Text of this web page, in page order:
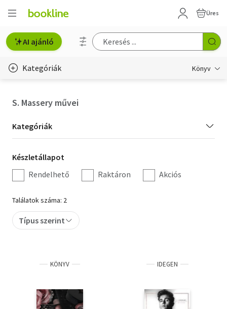
Üres
AI ajánló
Kategóriák Könyv
Hobbi, szabadidő
Irodalom
Művészet
Szakkönyv
Tankönyv, segédkönyv
Társadalomtudomány
S. Massery művei
Kategória
szűrés
Kategóriák
Készletállapot
szűrés
Készletállapot
Rendelhető
Raktáron Akciós
Találatok száma: 2
Típus szerint
KÖNYV IDEGEN